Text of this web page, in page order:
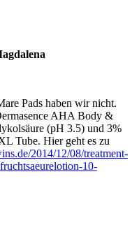
Pads haben wir nicht.
AHA Body &
(pH 3.5) und 3%
Tube. Hier geht es zu
2014/12/08/treatment-
10-